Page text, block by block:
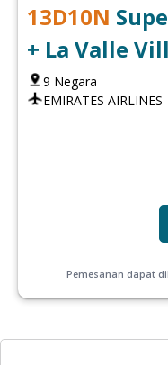
13D10N
+ La Valle
9 Negara
EMIRATES AIRLINES
Pemesanan dapat